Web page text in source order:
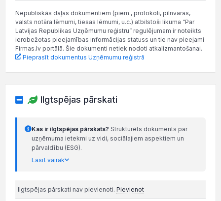
Nepubliskās daļas dokumentiem (piem., protokoli, pilnvaras,
valsts notāra lēmumi, tiesas lēmumi, u.c.) atbilstoši likuma “Par
Latvijas Republikas Uzņēmumu reģistru” regulējumam ir noteikts
ierobežotas pieejamības informācijas statuss un tie nav pieejami
Firmas.lv portālā. Šie dokumenti netiek nodoti atkalizmantošanai.
Pieprasīt dokumentus Uzņēmumu reģistrā
Ilgtspējas pārskati
Kas ir ilgtspējas pārskats? Strukturēts dokuments par
uzņēmuma ietekmi uz vidi, sociālajiem aspektiem un
pārvaldību (ESG).
Lasīt vairāk
Ilgtspējas pārskati nav pievienoti. Pievienot